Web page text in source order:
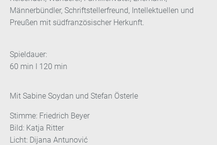
Männerbündler, Schriftstellerfreund, Intellektuellen und
Preußen mit südfranzösischer Herkunft.
Spieldauer:
60 min I 120 min
Mit Sabine Soydan und Stefan Österle
Stimme: Friedrich Beyer
Bild: Katja Ritter
Licht: Dijana Antunović